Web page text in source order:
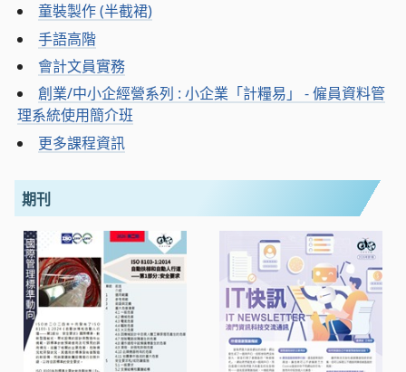
童裝製作 (半截裙)
手語高階
會計文員實務
創業/中小企經營系列 : 小企業「計糧易」 - 僱員資料管
理系統使用簡介班
更多課程資訊
期刊